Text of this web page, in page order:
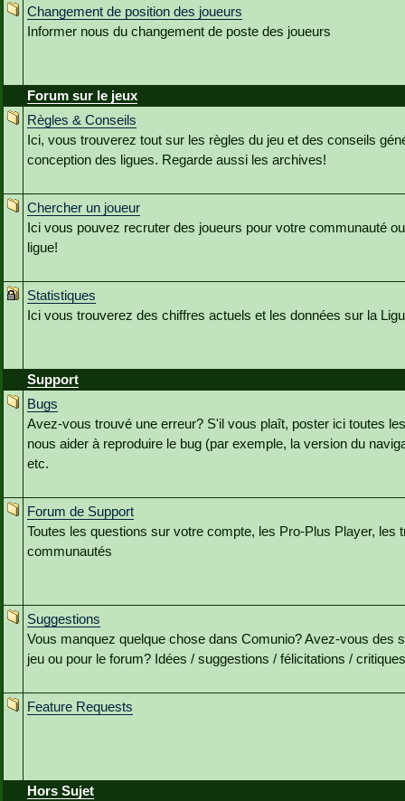
Changement de position des joueurs
Informer nous du changement de poste des joueurs
Forum sur le jeux
Règles & Conseils
Ici, vous trouverez tout sur les règles du jeu et des conseils
conception des ligues. Regarde aussi les archives!
Chercher un joueur
Ici vous pouvez recruter des joueurs pour votre communauté
ligue!
Statistiques
Ici vous trouverez des chiffres actuels et les données sur la
Support
Bugs
Avez-vous trouvé une erreur? S'il vous plaît, poster ici toutes
nous aider à reproduire le bug (par exemple, la version du
etc.
Forum de Support
Toutes les questions sur votre compte, les Pro-Plus Player, les
communautés
Suggestions
Vous manquez quelque chose dans Comunio? Avez-vous des
jeu ou pour le forum? Idées / suggestions / félicitations /
Feature Requests
Hors Sujet